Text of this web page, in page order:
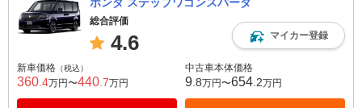
総合評価
4.6 マイカー登録
新車価格 （税込）
360 .4万円〜440 .7万円
中古車本体価格
9 .8万円〜654 .2万円